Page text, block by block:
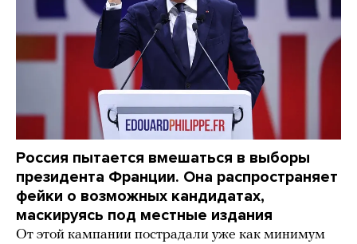
Россия пытается вмешаться в выборы
президента Франции. Она распространяет
фейки о возможных кандидатах,
маскируясь под местные издания
От этой кампании пострадали уже как минимум